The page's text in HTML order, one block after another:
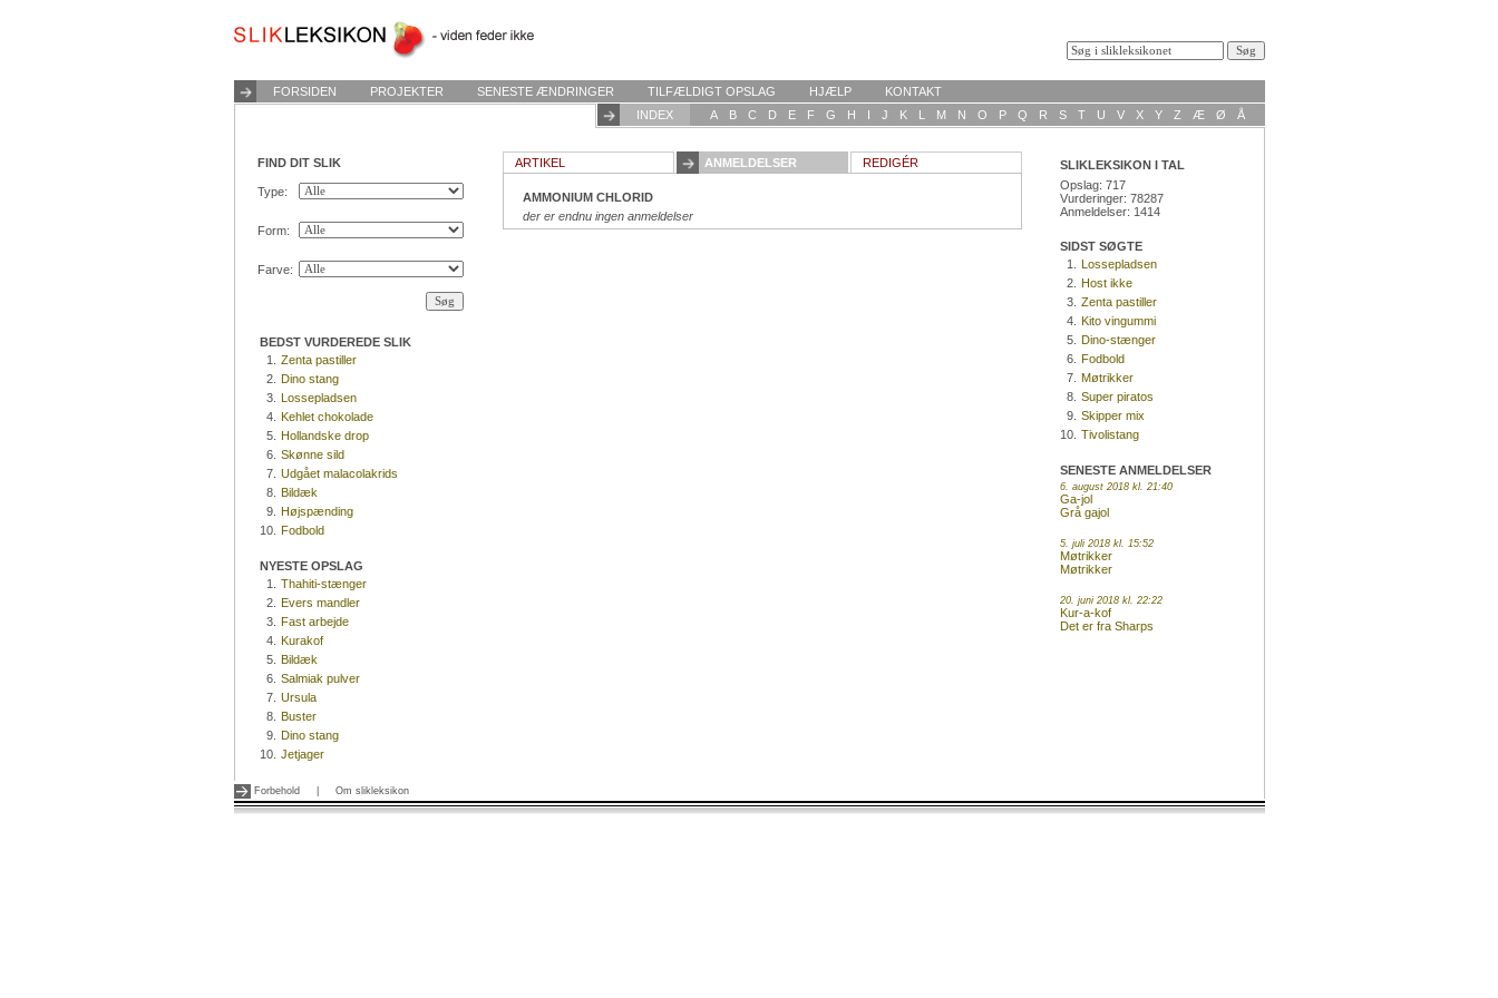
FORSIDEN PROJEKTER SENESTE ÆNDRINGER TILFÆLDIGT OPSLAG HJÆLP
KONTAKT
INDEX
A B C D E F G H I J K L M N O P Q R S T U V X Y Z Æ Ø Å
FIND DIT SLIK
Type:
Form:
Farve:
BEDST VURDEREDE SLIK
1.
Zenta pastiller
2. Dino stang
3. Lossepladsen
4. Kehlet chokolade
5. Hollandske drop
6. Skønne sild
7. Udgået malacolakrids
8. Bildæk
9. Højspænding
10. Fodbold
NYESTE OPSLAG
1.
Thahiti-stænger
2. Evers mandler
3. Fast arbejde
4. Kurakof
5. Bildæk
6. Salmiak pulver
7. Ursula
8. Buster
9. Dino stang
10. Jetjager
ARTIKEL ANMELDELSER REDIGÉR
AMMONIUM CHLORID
der er endnu ingen anmeldelser
SLIKLEKSIKON I TAL
Opslag: 717
Vurderinger: 78287
Anmeldelser: 1414
SIDST SØGTE
1.
Lossepladsen
2. Host ikke
3. Zenta pastiller
4. Kito vingummi
5. Dino-stænger
6. Fodbold
7. Møtrikker
8. Super piratos
9. Skipper mix
10. Tivolistang
SENESTE ANMELDELSER
6. august 2018 kl. 21:40
Ga-jol
Grå gajol
5. juli 2018 kl. 15:52
Møtrikker
Møtrikker
20. juni 2018 kl. 22:22
Kur-a-kof
Det er fra Sharps
Forbehold Om slikleksikon